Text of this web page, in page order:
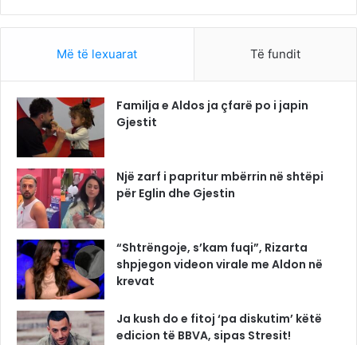
Më të lexuarat Të fundit
Familja e Aldos ja çfarë po i japin
Gjestit
Një zarf i papritur mbërrin në shtëpi
për Eglin dhe Gjestin
“Shtrëngoje, s’kam fuqi”, Rizarta
shpjegon videon virale me Aldon në
krevat
Ja kush do e fitoj ‘pa diskutim’ këtë
edicion të BBVA, sipas Stresit!